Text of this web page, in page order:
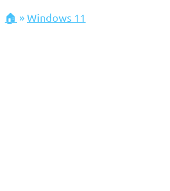
🏠 »Windows 11